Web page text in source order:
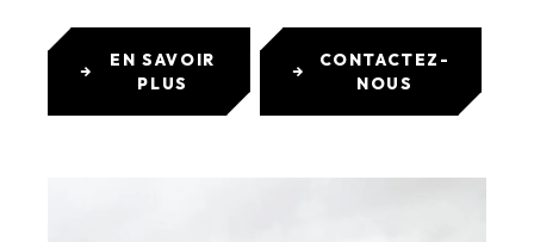
EN SAVOIR
PLUS
CONTACTEZ-
NOUS